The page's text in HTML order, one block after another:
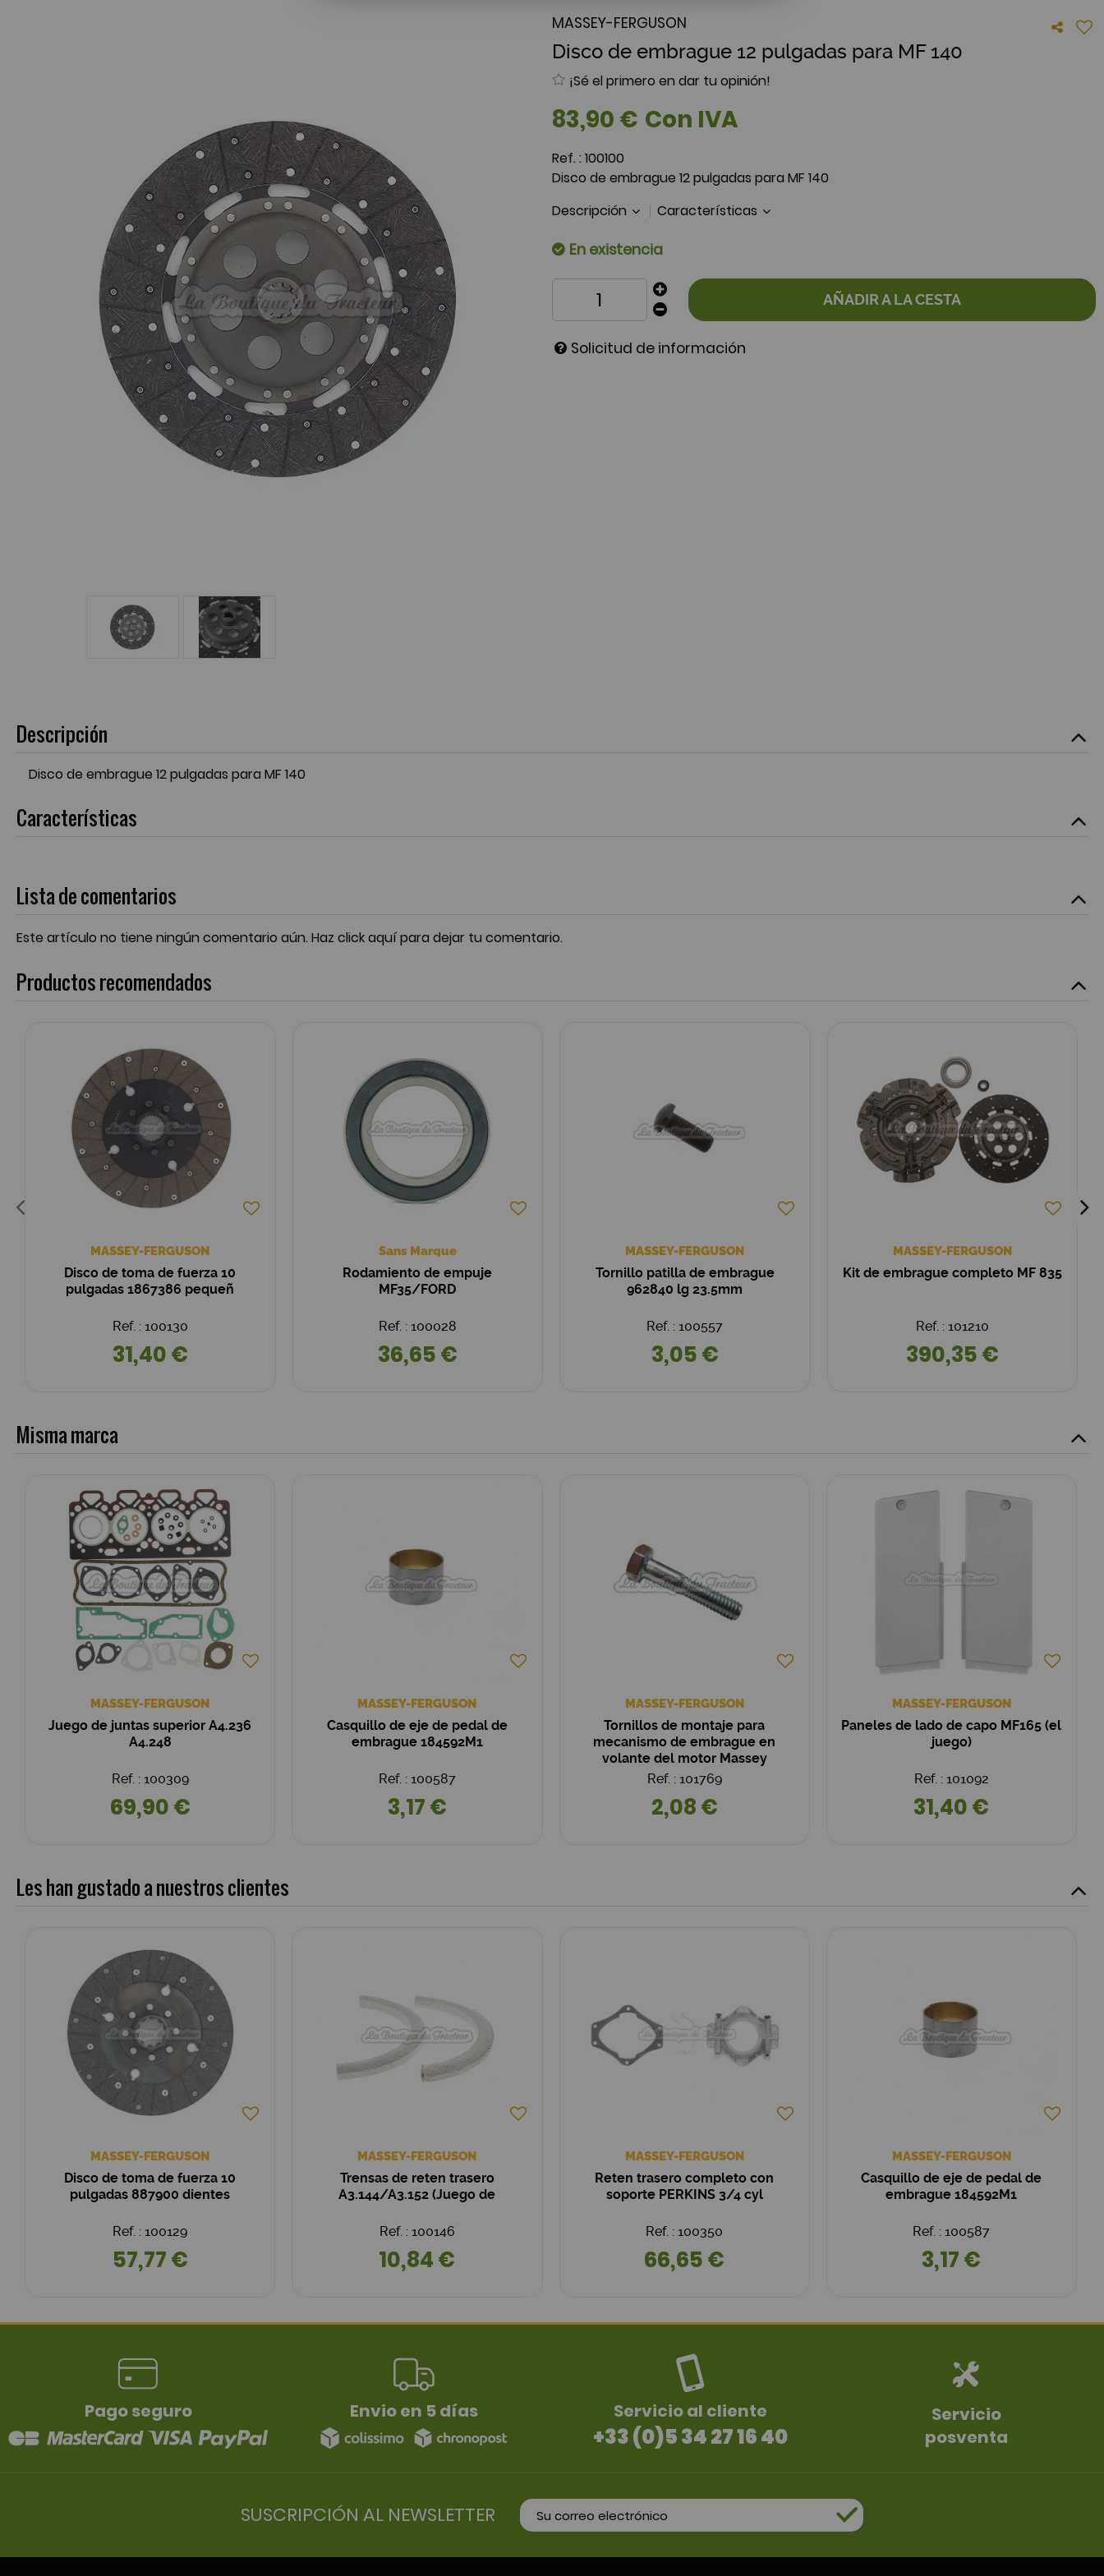
MASSEY-FERGUSON
Disco de embrague 12 pulgadas para MF 140
¡Sé el primero en dar tu opinión!
83,90 € Con IVA
Ref. : 100100
Disco de embrague 12 pulgadas para MF 140
Descripción
Características
En existencia
AÑADIR A LA CESTA
Solicitud de información
Descripción
Disco de embrague 12 pulgadas para MF 140
Características
Lista de comentarios
Este artículo no tiene ningún comentario aún. Haz click aquí para dejar tu comentario.
Productos recomendados
MASSEY-FERGUSON
Disco de toma de fuerza 10
pulgadas 1867386 pequeñ
Ref. : 100130
31,40 €
Sans Marque
Rodamiento de empuje
MF35/FORD
Ref. : 100028
36,65 €
MASSEY-FERGUSON
Tornillo patilla de embrague
962840 lg 23.5mm
Ref. : 100557
3,05 €
MASSEY-FERGUSON
Kit de embrague completo MF 835
Ref. : 101210
390,35 €
Misma marca
MASSEY-FERGUSON
Juego de juntas superior A4.236
A4.248
Ref. : 100309
69,90 €
MASSEY-FERGUSON
Casquillo de eje de pedal de
embrague 184592M1
Ref. : 100587
3,17 €
MASSEY-FERGUSON
Tornillos de montaje para
mecanismo de embrague en
volante del motor Massey
Ferguson (OEM: 826809M1)
Ref. : 101769
2,08 €
MASSEY-FERGUSON
Paneles de lado de capo MF165 (el
juego)
Ref. : 101092
31,40 €
Les han gustado a nuestros clientes
MASSEY-FERGUSON
Disco de toma de fuerza 10
pulgadas 887900 dientes
Ref. : 100129
57,77 €
MASSEY-FERGUSON
Trensas de reten trasero
A3.144/A3.152 (Juego de
Ref. : 100146
10,84 €
MASSEY-FERGUSON
Reten trasero completo con
soporte PERKINS 3/4 cyl
Ref. : 100350
66,65 €
MASSEY-FERGUSON
Casquillo de eje de pedal de
embrague 184592M1
Ref. : 100587
3,17 €
Pago seguro Envio en 5 días Servicio al cliente
+33 (0)5 34 27 16 40
Servicio
posventa
SUSCRIPCIÓN AL NEWSLETTER